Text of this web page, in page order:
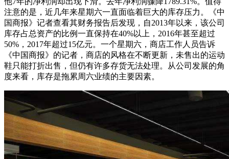
注意的是，近几年来星期六一直面临着巨大的库存压力。《中
国商报》记者查看其财务报告后发现，自2013年以来，该公司
库存占总资产的比例一直保持在40%以上，2016年甚至超过
50%，2017年超过15亿元。一个星期六，商店工作人员告诉
《中国商报》的记者，商店的风格在不断更新，未售出的运动
鞋只能打折出售，但仍有许多存货无法处理。从公司发展的角
度来看，库存是拖累周六业绩的主要因素。